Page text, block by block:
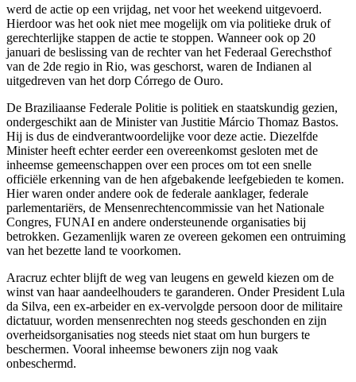
werd de actie op een vrijdag, net voor het weekend uitgevoerd.
Hierdoor was het ook niet mee mogelijk om via politieke druk of
gerechterlijke stappen de actie te stoppen. Wanneer ook op 20
januari de beslissing van de rechter van het Federaal Gerechsthof
van de 2de regio in Rio, was geschorst, waren de Indianen al
uitgedreven van het dorp Córrego de Ouro.
De Braziliaanse Federale Politie is politiek en staatskundig gezien,
ondergeschikt aan de Minister van Justitie Márcio Thomaz Bastos.
Hij is dus de eindverantwoordelijke voor deze actie. Diezelfde
Minister heeft echter eerder een overeenkomst gesloten met de
inheemse gemeenschappen over een proces om tot een snelle
officiële erkenning van de hen afgebakende leefgebieden te komen.
Hier waren onder andere ook de federale aanklager, federale
parlementariërs, de Mensenrechtencommissie van het Nationale
Congres, FUNAI en andere ondersteunende organisaties bij
betrokken. Gezamenlijk waren ze overeen gekomen een ontruiming
van het bezette land te voorkomen.
Aracruz echter blijft de weg van leugens en geweld kiezen om de
winst van haar aandeelhouders te garanderen. Onder President Lula
da Silva, een ex-arbeider en ex-vervolgde persoon door de militaire
dictatuur, worden mensenrechten nog steeds geschonden en zijn
overheidsorganisaties nog steeds niet staat om hun burgers te
beschermen. Vooral inheemse bewoners zijn nog vaak
onbeschermd.